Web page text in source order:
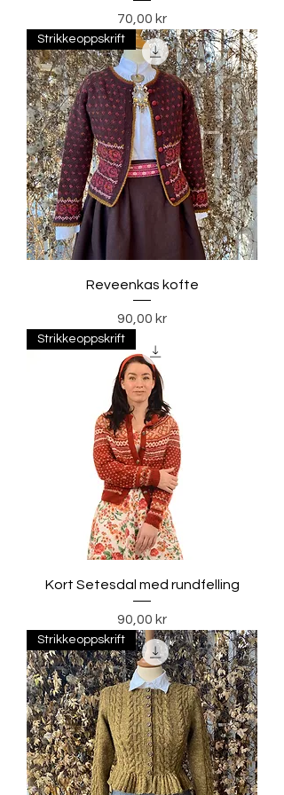
Pris
70,00 kr
Strikkeoppskrift
Reveenkas kofte
Pris
90,00 kr
Strikkeoppskrift
Kort Setesdal med rundfelling
Pris
90,00 kr
Strikkeoppskrift